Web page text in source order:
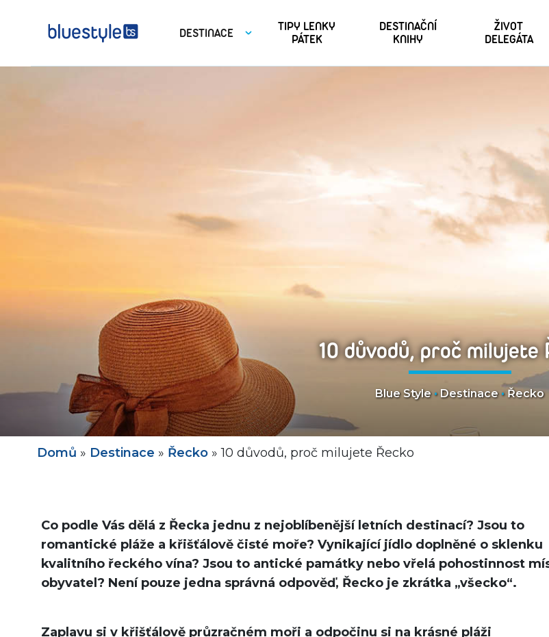
DESTINACE
TIPY LENKY
PÁTEK
DESTINAČNÍ
KNIHY
ŽIVOT
DELEGÁTA
10 důvodů, proč milujete
Blue Style• Destinace• Řecko
Domů » Destinace » Řecko »10 důvodů, proč milujete Řecko
Co podle Vás dělá z Řecka jednu z nejoblíbenější letních destinací? Jsou to
romantické pláže a křišťálově čisté moře? Vynikající jídlo doplněné o sklenku
kvalitního řeckého vína? Jsou to antické památky nebo vřelá pohostinnost
obyvatel? Není pouze jedna správná odpověď, Řecko je zkrátka „všecko“.
Zaplavu si v křišťálově průzračném moři a odpočinu si na krásné pláži